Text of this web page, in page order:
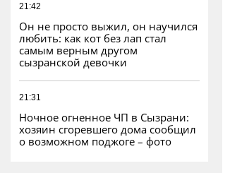
21:42
Он не просто выжил, он научился
любить: как кот без лап стал
самым верным другом
сызранской девочки
21:31
Ночное огненное ЧП в Сызрани:
хозяин сгоревшего дома сообщил
о возможном поджоге – фото